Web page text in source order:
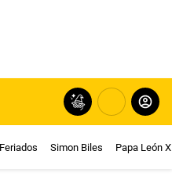
Feriados Simon Biles Papa León